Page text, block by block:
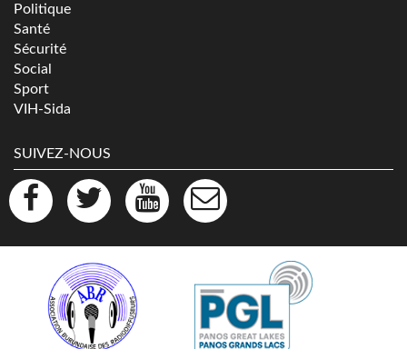
Politique
Santé
Sécurité
Social
Sport
VIH-Sida
SUIVEZ-NOUS